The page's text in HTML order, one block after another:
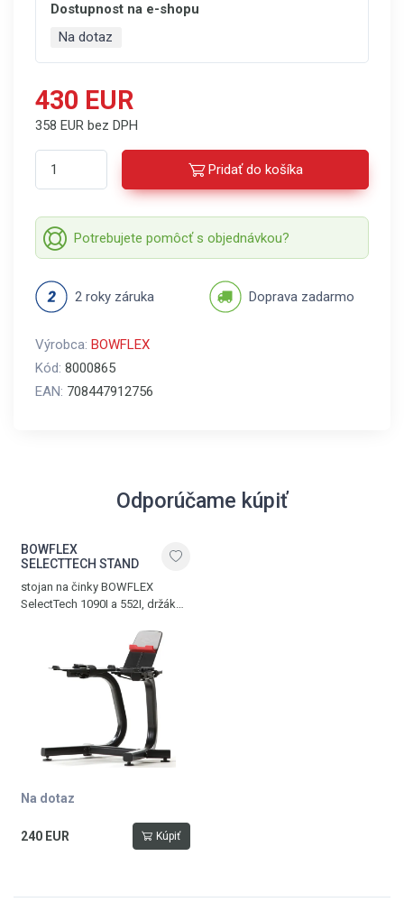
Dostupnost na e-shopu
Na dotaz
430 EUR
358 EUR bez DPH
Pridať do košíka
Potrebujete pomôcť s objednávkou?
2 roky záruka Doprava zadarmo
Výrobca: BOWFLEX
Kód: 8000865
EAN: 708447912756
Odporúčame kúpiť
BOWFLEX
SELECTTECH STAND
stojan na činky BOWFLEX
SelectTech 1090I a 552I, držák
Na dotaz
240 EUR Kúpiť